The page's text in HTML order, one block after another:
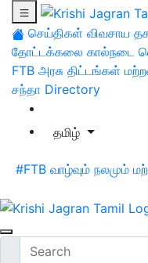
செய்திகள் விவசாய
தோட்டக்கலை கால்நடை
FTB அரசு திட்டங்கள்
சந்தா Directory
தமிழ்
#FTB வாழ்வும் நலமும்